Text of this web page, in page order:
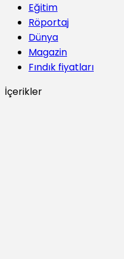
Eğitim
Röportaj
Dünya
Magazin
Fındık fiyatları
İçerikler